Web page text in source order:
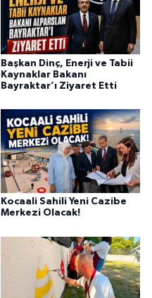
Başkan Dinç, Enerji ve Tabii
Kaynaklar Bakanı
Bayraktar’ı Ziyaret Etti
Kocaali Sahili Yeni Cazibe
Merkezi Olacak!